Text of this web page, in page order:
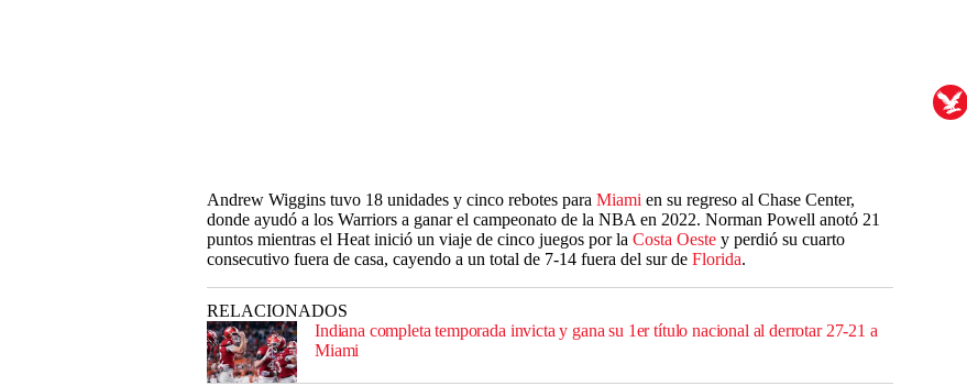
Andrew Wiggins tuvo 18 unidades y cinco rebotes para Miami en su regreso al Chase Center,
donde ayudó a los Warriors a ganar el campeonato de la NBA en 2022. Norman Powell anotó 21
puntos mientras el Heat inició un viaje de cinco juegos por la Costa Oeste y perdió su cuarto
consecutivo fuera de casa, cayendo a un total de 7-14 fuera del sur de Florida.
RELACIONADOS
Indiana completa temporada invicta y gana su 1er título nacional al derrotar 27-21 a
Miami